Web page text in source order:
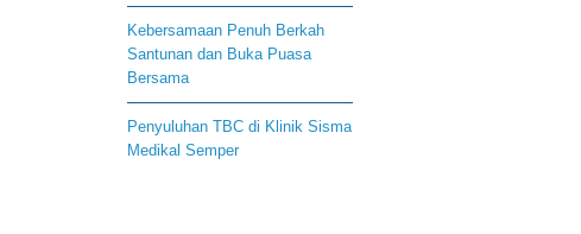
Kebersamaan Penuh Berkah
Santunan dan Buka Puasa
Bersama
Penyuluhan TBC di Klinik Sisma
Medikal Semper